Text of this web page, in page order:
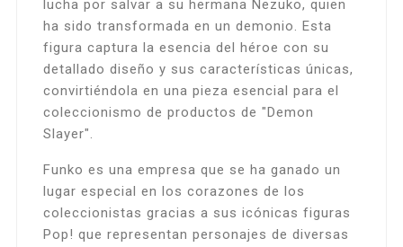
lucha por salvar a su hermana Nezuko, quien
ha sido transformada en un demonio. Esta
figura captura la esencia del héroe con su
detallado diseño y sus características únicas,
convirtiéndola en una pieza esencial para el
coleccionismo de productos de "Demon
Slayer".
Funko es una empresa que se ha ganado un
lugar especial en los corazones de los
coleccionistas gracias a sus icónicas figuras
Pop! que representan personajes de diversas